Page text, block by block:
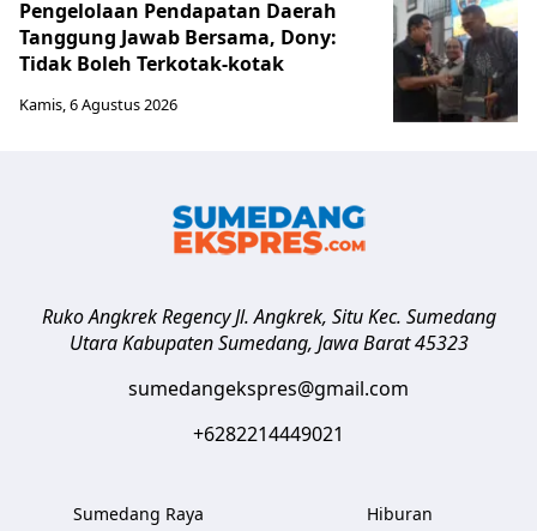
Pengelolaan Pendapatan Daerah
Tanggung Jawab Bersama, Dony:
Tidak Boleh Terkotak-kotak
Kamis, 6 Agustus 2026
Ruko Angkrek Regency Jl. Angkrek, Situ Kec. Sumedang
Utara Kabupaten Sumedang, Jawa Barat 45323
sumedangekspres@gmail.com
+6282214449021
Sumedang Raya
Hiburan